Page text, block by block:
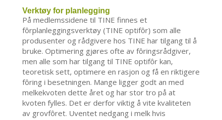
Verktøy for planlegging
På medlemssidene til TINE finnes et
fôrplanleggingsverktøy (TINE optifôr) som alle
produsenter og rådgivere hos TINE har tilgang til å
bruke. Optimering gjøres ofte av fôringsrådgiver,
men alle som har tilgang til TINE optifôr kan,
teoretisk sett, optimere en rasjon og få en riktigere
fôring i besetningen. Mange ligger godt an med
melkekvoten dette året og har stor tro på at
kvoten fylles. Det er derfor viktig å vite kvaliteten
av grovfôret. Uventet nedgang i melk hvis